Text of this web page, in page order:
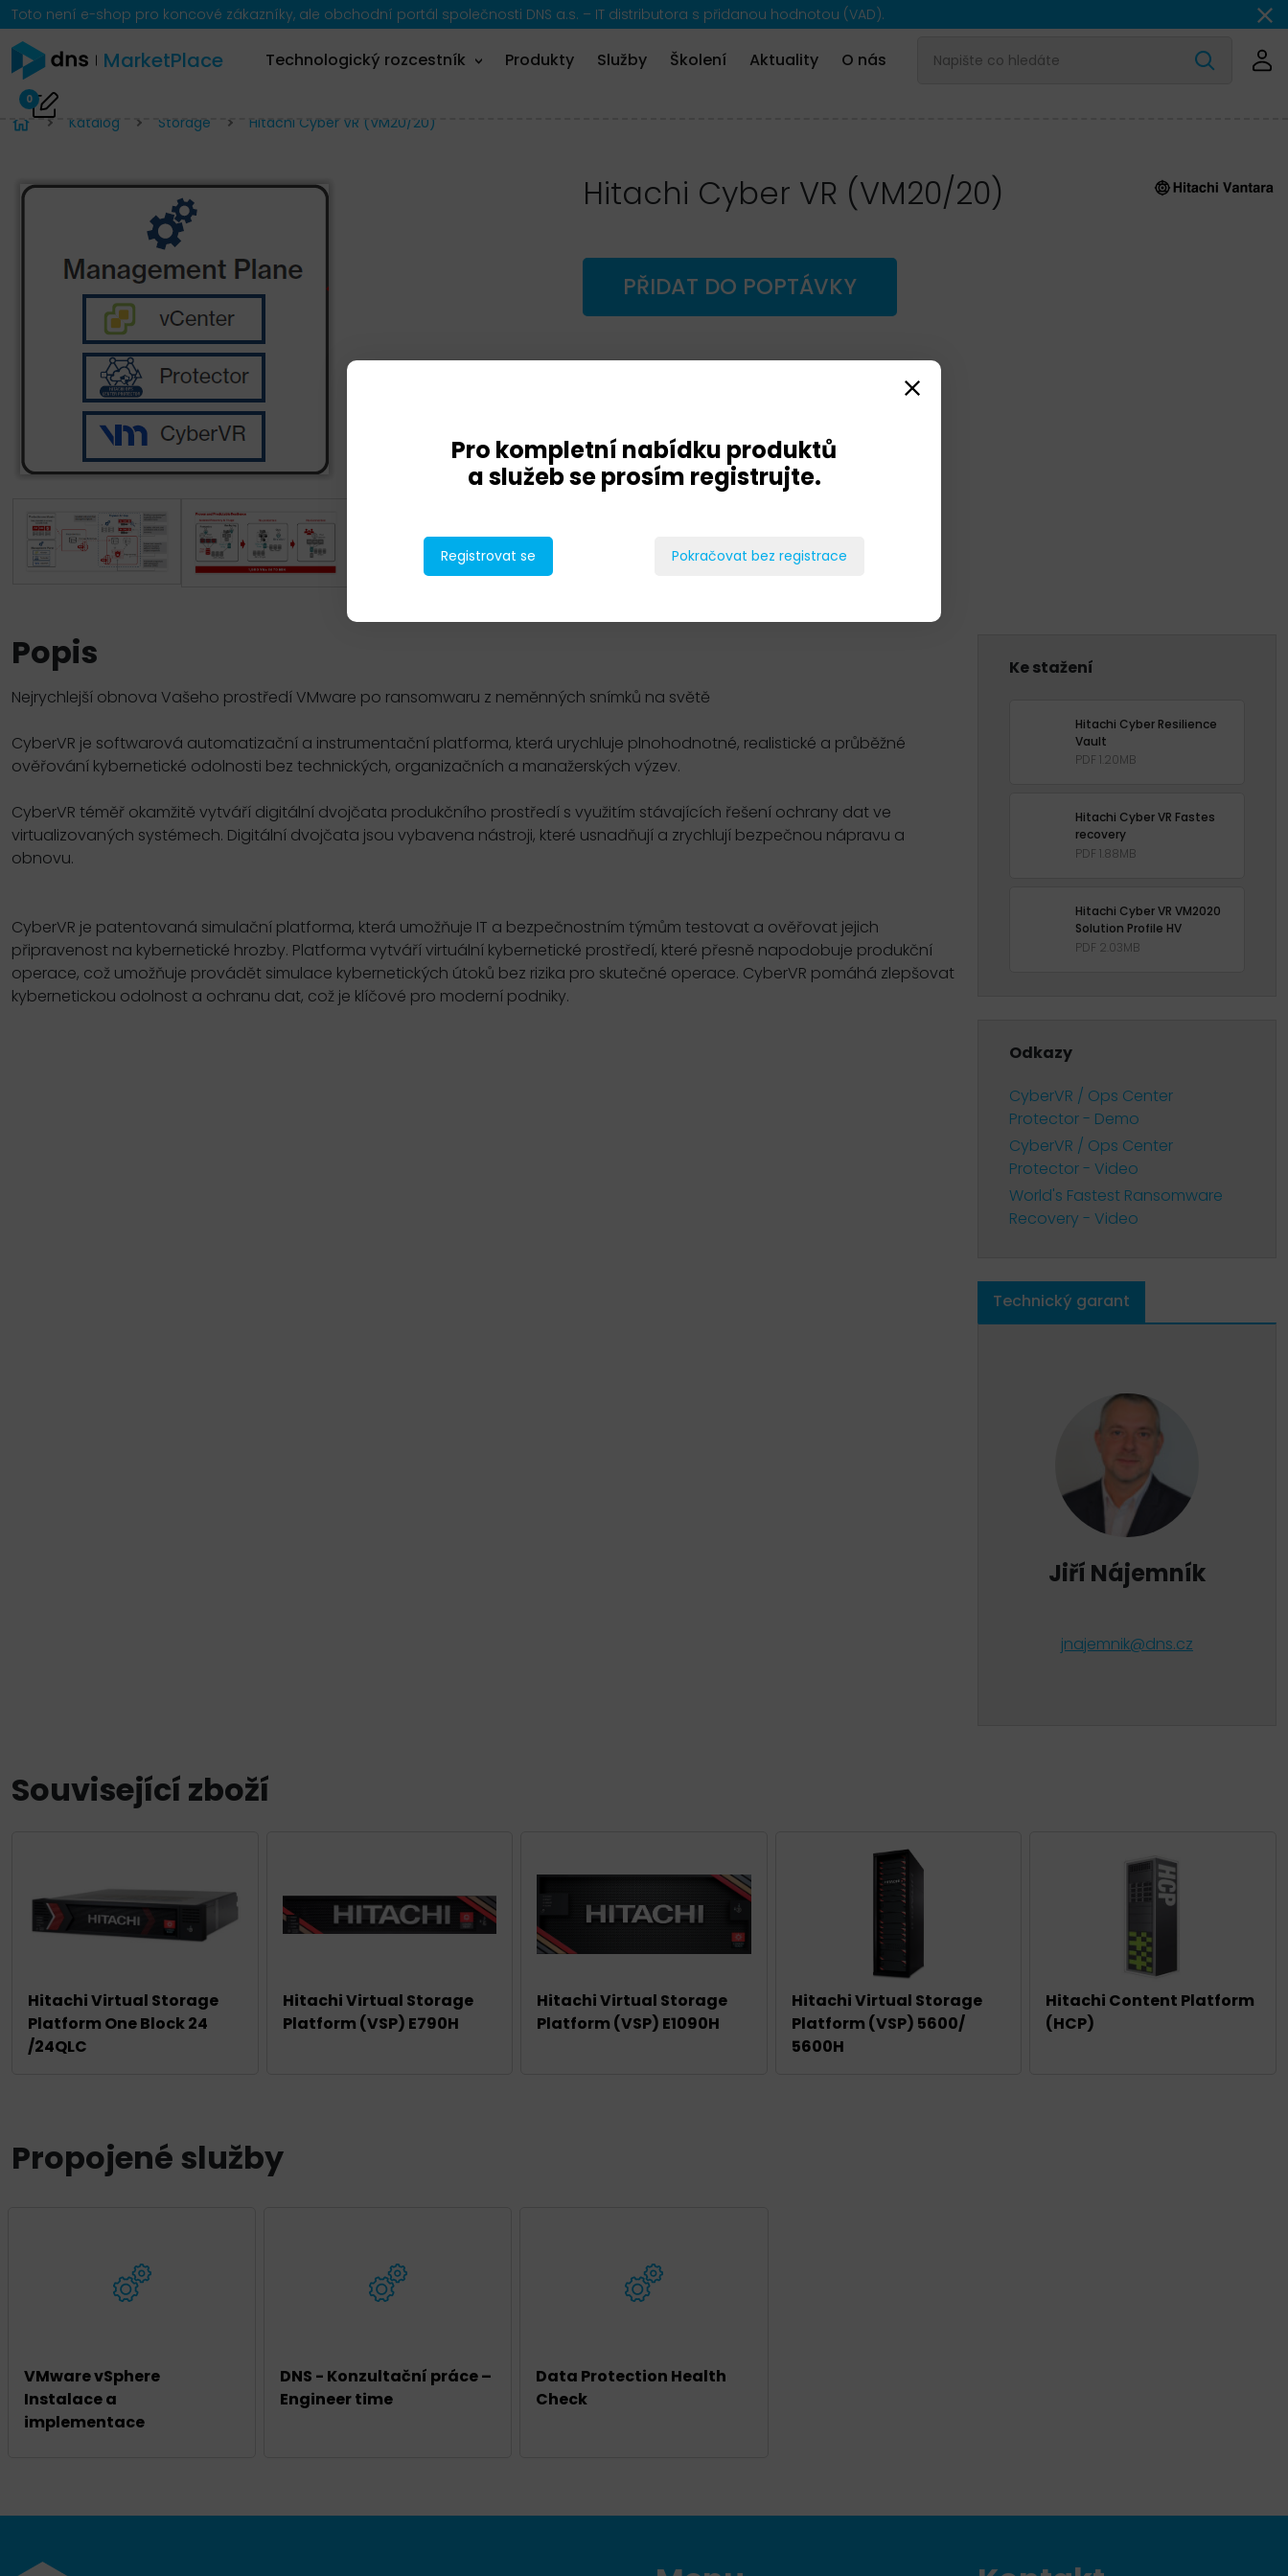
Toto není e-shop pro koncové zákazníky, ale obchodní portál společnosti DNS a.s. – IT distributora s přidanou hodnotou (VAD).
MarketPlace Technologický rozcestník Produkty Služby Školení Aktuality O nás
0
Katalog Storage Hitachi Cyber VR (VM20/20)
Hitachi Cyber VR (VM20/20)
PŘIDAT DO POPTÁVKY
Popis
Nejrychlejší obnova Vašeho prostředí VMware po ransomwaru z neměnných snímků na světě
CyberVR je softwarová automatizační a instrumentační platforma, která urychluje plnohodnotné, realistické a průběžné
ověřování kybernetické odolnosti bez technických, organizačních a manažerských výzev.
CyberVR téměř okamžitě vytváří digitální dvojčata produkčního prostředí s využitím stávajících řešení ochrany dat ve
virtualizovaných systémech. Digitální dvojčata jsou vybavena nástroji, které usnadňují a zrychlují bezpečnou nápravu a
obnovu.
CyberVR je patentovaná simulační platforma, která umožňuje IT a bezpečnostním týmům testovat a ověřovat jejich
připravenost na kybernetické hrozby. Platforma vytváří virtuální kybernetické prostředí, které přesně napodobuje produkční
operace, což umožňuje provádět simulace kybernetických útoků bez rizika pro skutečné operace. CyberVR pomáhá zlepšovat
kybernetickou odolnost a ochranu dat, což je klíčové pro moderní podniky.
Ke stažení
Hitachi Cyber Resilience
Vault
PDF 1.20MB
Hitachi Cyber VR Fastes
recovery
PDF 1.88MB
Hitachi Cyber VR VM2020
Solution Profile HV
PDF 2.03MB
Odkazy
CyberVR / Ops Center
Protector - Demo
CyberVR / Ops Center
Protector - Video
World's Fastest Ransomware
Recovery - Video
Technický garant
Jiří Nájemník
jnajemnik@dns.cz
Související zboží
Hitachi Virtual Storage
Platform One Block 24
/24QLC
Hitachi Virtual Storage
Platform (VSP) E790H
Hitachi Virtual Storage
Platform (VSP) E1090H
Hitachi Virtual Storage
Platform (VSP) 5600/
5600H
Hitachi Content Platform
(HCP)
Propojené služby
VMware vSphere
Instalace a
implementace
DNS - Konzultační práce –
Engineer time
Data Protection Health
Check
Pro kompletní nabídku produktů
a služeb se prosím registrujte.
Registrovat se Pokračovat bez registrace